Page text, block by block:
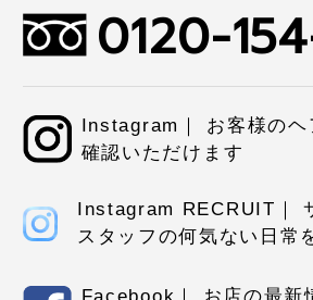
0120-
Instagram｜ お客様のヘ
確認いただけます
Instagram RECRUIT｜
スタッフの何気ない日常